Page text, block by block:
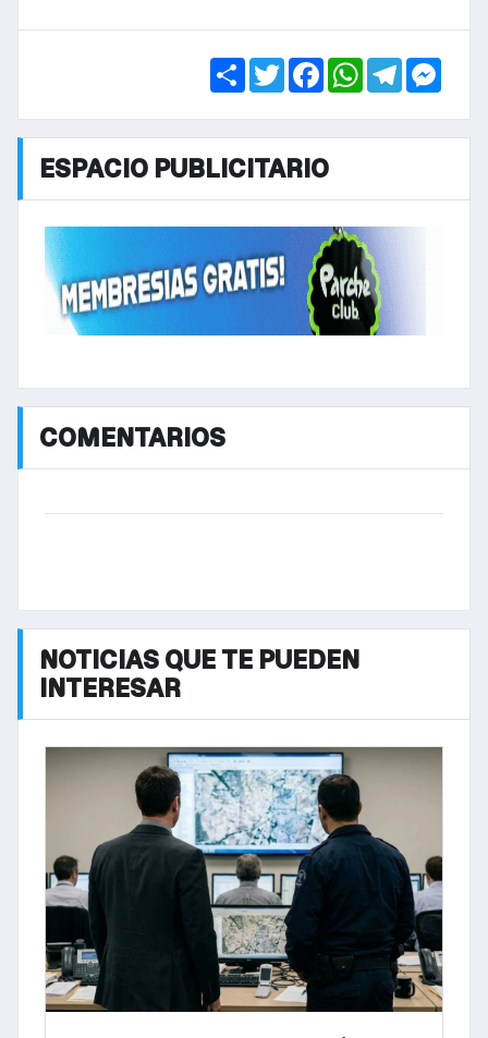
ShareTwitterFacebook
WhatsApp
ESPACIO PUBLICITARIO
COMENTARIOS
NOTICIAS QUE TE PUEDEN
INTERESAR